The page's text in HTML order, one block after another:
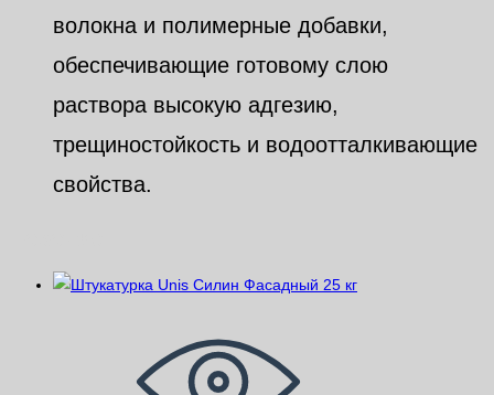
волокна и полимерные добавки,
обеспечивающие готовому слою
раствора высокую адгезию,
трещиностойкость и водоотталкивающие
свойства.